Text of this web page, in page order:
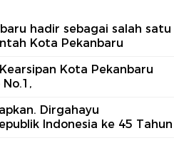
hadir sebagai salah satu
Kota Pekanbaru
Kota Pekanbaru
Dirgahayu
Indonesia ke 45 Tahun